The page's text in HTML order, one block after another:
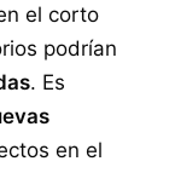
el corto
podrían
. Es
en el